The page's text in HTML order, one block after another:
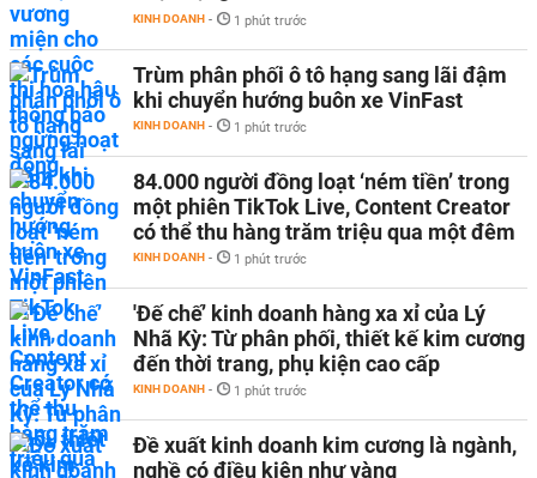
KINH DOANH - 1 phút trước
Trùm phân phối ô tô hạng sang lãi đậm
khi chuyển hướng buôn xe VinFast
KINH DOANH - 1 phút trước
84.000 người đồng loạt ‘ném tiền’ trong
một phiên TikTok Live, Content Creator
có thể thu hàng trăm triệu qua một đêm
KINH DOANH - 1 phút trước
'Đế chế’ kinh doanh hàng xa xỉ của Lý
Nhã Kỳ: Từ phân phối, thiết kế kim cương
đến thời trang, phụ kiện cao cấp
KINH DOANH - 1 phút trước
Đề xuất kinh doanh kim cương là ngành,
nghề có điều kiện như vàng